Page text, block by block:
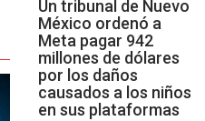
Un tribunal de Nuevo
México ordenó a
Meta pagar 942
millones de dólares
por los daños
causados a los niños
en sus plataformas